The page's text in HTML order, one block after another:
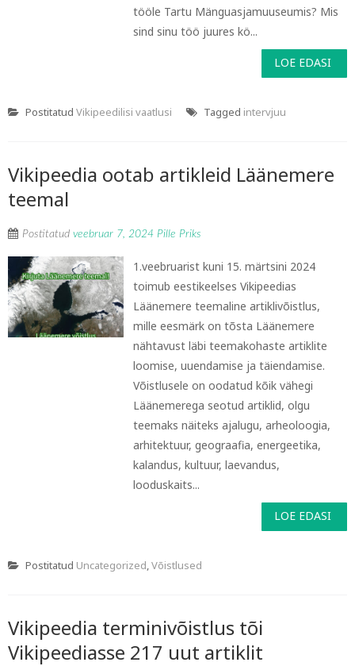
tööle Tartu Mänguasjamuuseumis? Mis
sind sinu töö juures kö...
LOE EDASI
Postitatud Vikipeedilisi vaatlusi Tagged intervjuu
Vikipeedia ootab artikleid Läänemere
teemal
Postitatud veebruar 7, 2024 Pille Priks
1.veebruarist kuni 15. märtsini 2024
toimub eestikeelses Vikipeedias
Läänemere teemaline artiklivõistlus,
mille eesmärk on tõsta Läänemere
nähtavust läbi teemakohaste artiklite
loomise, uuendamise ja täiendamise.
Võistlusele on oodatud kõik vähegi
Läänemerega seotud artiklid, olgu
teemaks näiteks ajalugu, arheoloogia,
arhitektuur, geograafia, energeetika,
kalandus, kultuur, laevandus,
looduskaits...
LOE EDASI
Postitatud Uncategorized,Võistlused
Vikipeedia terminivõistlus tõi
Vikipeediasse 217 uut artiklit